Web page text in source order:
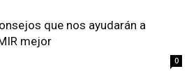
que nos ayudarán a
mejor
0